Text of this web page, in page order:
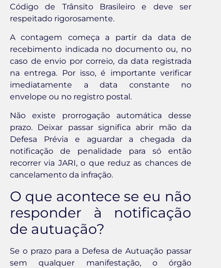
Código de Trânsito Brasileiro e deve ser
respeitado rigorosamente.
A contagem começa a partir da data de
recebimento indicada no documento ou, no
caso de envio por correio, da data registrada
na entrega. Por isso, é importante verificar
imediatamente a data constante no
envelope ou no registro postal.
Não existe prorrogação automática desse
prazo. Deixar passar significa abrir mão da
Defesa Prévia e aguardar a chegada da
notificação de penalidade para só então
recorrer via JARI, o que reduz as chances de
cancelamento da infração.
O que acontece se eu não
responder à notificação
de autuação?
Se o prazo para a Defesa de Autuação passar
sem qualquer manifestação, o órgão